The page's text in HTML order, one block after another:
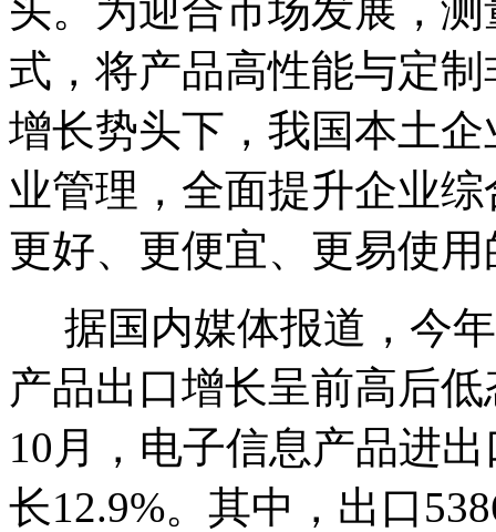
头。为迎合市场发展，
式，将产品高性能与定
增长势头下，我国本土
业管理，全面提升企业
更好、更便宜、更易使
据国内媒体报道，今
产品出口增长呈前高后
10月，电子信息产品进
长12.9%。其中，出口